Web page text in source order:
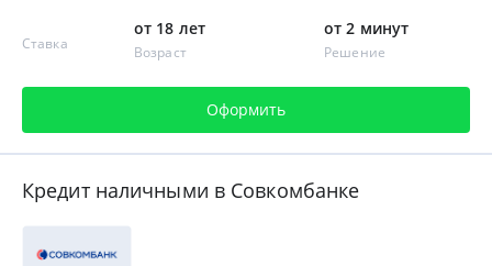
Ставка
от 18 лет
Возраст
от 2 минут
Решение
Оформить
Кредит наличными в Совкомбанке